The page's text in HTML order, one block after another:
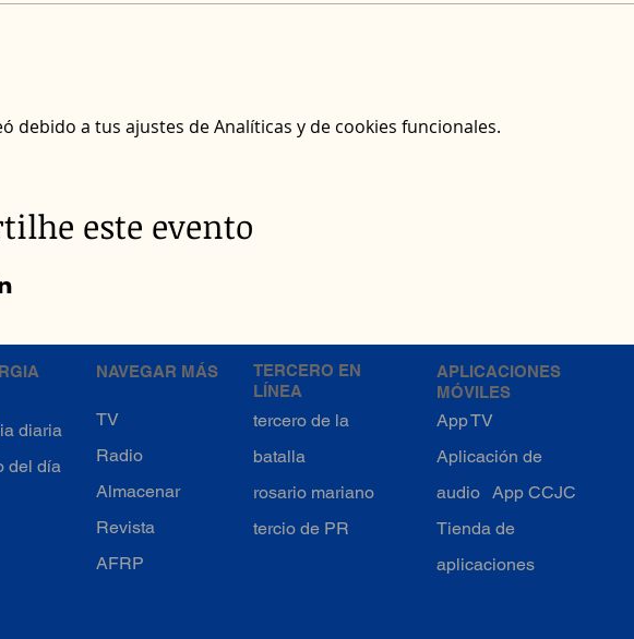
debido a tus ajustes de Analíticas y de cookies funcionales.
este evento
diaria
del día
NAVEGAR MÁS
TV
Radio
Almacenar
Revista
AFRP
TERCERO EN
LÍNEA
tercero de la
batalla
rosario mariano
tercio de PR
APLICACIONES
MÓVILES
App TV
Aplicación de
audio App CCJC
Tienda de
aplicaciones